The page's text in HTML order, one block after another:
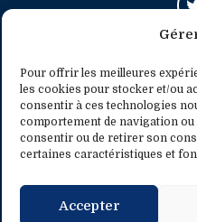
Pour offrir les meilleures
les cookies pour stocker et/ou
consentir à ces technologies
comportement de navigation ou
consentir ou de retirer son
certaines caractéristiques et
Accepter